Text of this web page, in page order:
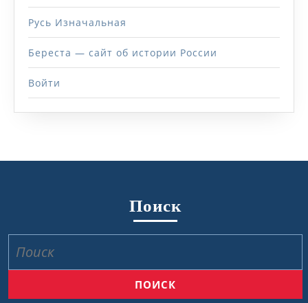
Русь Изначальная
Береста — сайт об истории России
Войти
Поиск